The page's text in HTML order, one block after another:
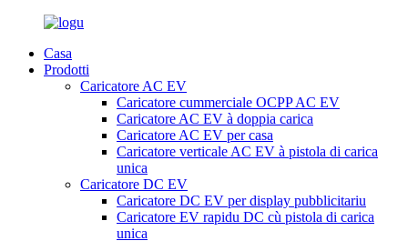
Casa
Prodotti
Caricatore AC EV
Caricatore cummerciale OCPP AC EV
Caricatore AC EV à doppia carica
Caricatore AC EV per casa
Caricatore verticale AC EV à pistola di carica
unica
Caricatore DC EV
Caricatore DC EV per display pubblicitariu
Caricatore EV rapidu DC cù pistola di carica
unica